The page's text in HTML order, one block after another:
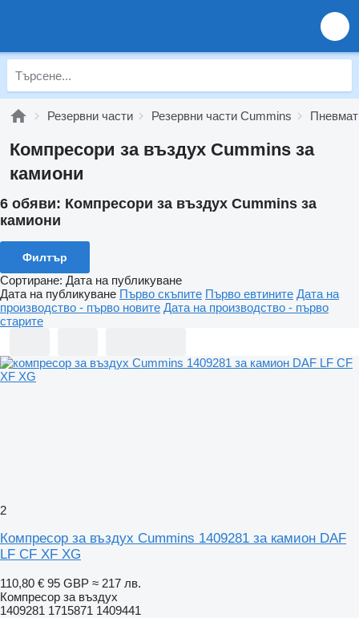
Резервни части Резервни части Cummins
Компресори за въздух Cummins за
камиони
6 обяви: Компресори за въздух Cummins за
камиони
Филтър
Сортиране: Дата на публикуване
Дата на публикуване Първо скъпите Първо евтините Дата на
производство - първо новите Дата на производство - първо
старите
2
Компресор за въздух Cummins 1409281 за камион DAF
LF CF XF XG
110,80 € 95 GBP ≈ 217 лв.
Компресор за въздух
1409281 1715871 1409441